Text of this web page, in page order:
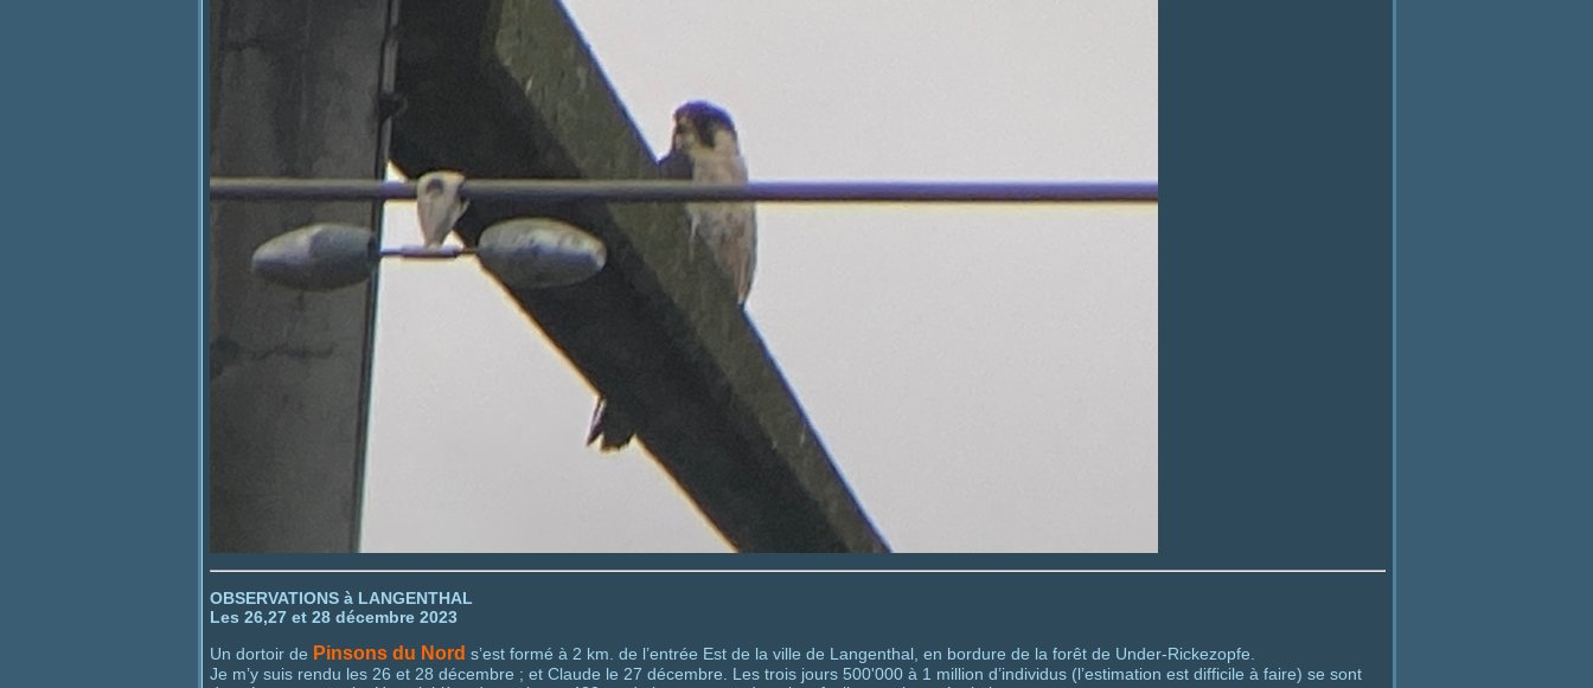
OBSERVATIONS à LANGENTHAL
Les 26,27 et 28 décembre 2023
Un dortoir de Pinsons du Nord s’est formé à 2 km. de l’entrée Est de la ville de Langenthal, en bordure de la forêt de Under-Rickezopfe.
Je m’y suis rendu les 26 et 28 décembre ; et Claude le 27 décembre. Les trois jours 500'000 à 1 million d’individus (l’estimation est difficile à faire) se sont